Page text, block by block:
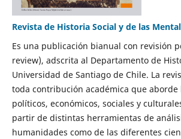
Revista de Historia Social y de las
Es una publicación bianual con revisión
review), adscrita al Departamento de
Universidad de Santiago de Chile. La
toda contribución académica que aborde
políticos, económicos, sociales y
partir de distintas herramientas de
humanidades como de las diferentes